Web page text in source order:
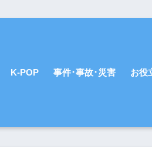
K-POP 事件･事故･災害 お役